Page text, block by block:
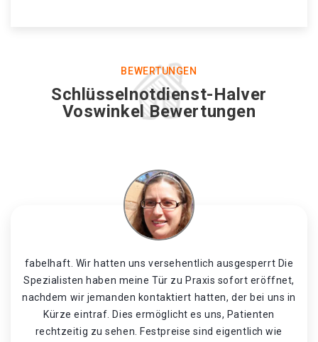
BEWERTUNGEN
Schlüsselnotdienst-Halver
Voswinkel Bewertungen
fabelhaft. Wir hatten uns versehentlich ausgesperrt Die
Spezialisten haben meine Tür zu Praxis sofort eröffnet,
nachdem wir jemanden kontaktiert hatten, der bei uns in
Kürze eintraf. Dies ermöglicht es uns, Patienten
rechtzeitig zu sehen. Festpreise sind eigentlich wie